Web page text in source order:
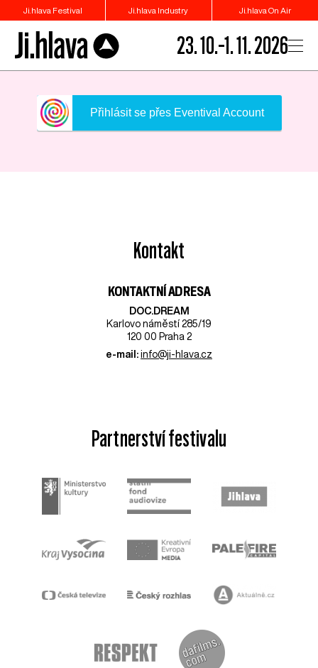
Ji.hlava Festival Ji.hlava Industry Ji.hlava On Air
23. 10.–1. 11. 2026
Přihlásit se přes Eventival Account
Kontakt
KONTAKTNÍ ADRESA
DOC.DREAM​
Karlovo náměstí 285/19
120 00 Praha 2
e-mail: info@ji-hlava.cz
Partnerství festivalu